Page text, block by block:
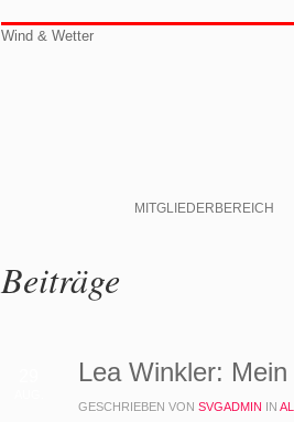
Wind & Wetter
MITGLIEDERBEREICH
Beiträge
Lea Winkler:
GESCHRIEBEN VON SVGADMIN IN